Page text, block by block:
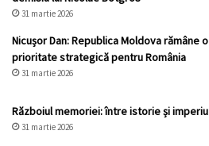
31 martie 2026
Nicușor Dan: Republica Moldova rămâne o
prioritate strategică pentru România
31 martie 2026
Războiul memoriei: între istorie și imperiu
31 martie 2026